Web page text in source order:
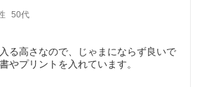
50代
る高さなので、じゃまにならず良いで
やプリントを入れています。